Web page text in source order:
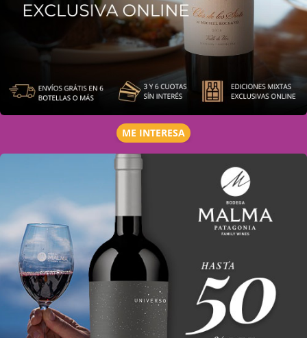
ME INTERESA